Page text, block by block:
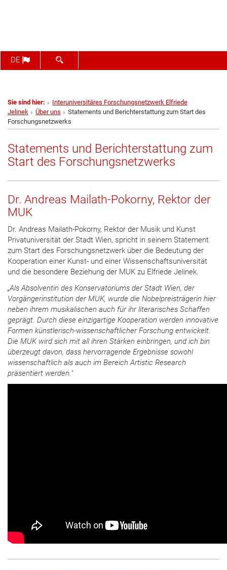
DE SUCHFORMULAR ÖFFNEN
Sie sind hier:
Interuniversitäres Forschungsnetzwerk Elfriede
Jelinek
Über uns
Statements und Berichterstattung zum Start des
Forschungsnetzwerks
Statements und Berichterstattung zum
Start des Forschungsnetzwerks
Dr. Andreas Mailath-Pokorny, Rektor der
MUK
Dr. Andreas Mailath-Pokorny, Rektor der Musik und Kunst
Privatuniversität der Stadt Wien, spricht in seinem Statement
zum Start des Forschungsnetzwerk über die Bedeutung der
Kooperation einer Kunst- und einer Wissenschaftsuniversität
und die besondere Beziehung der MUK zu Elfriede Jelinek.
„Als Absolventin des Konservatoriums der Stadt Wien, der
Vorgängerinstitution der MUK, wurde die Nobelpreisträgerin hier
neben ihrem musikalischen auch für ihr literarisches Schaffen
geprägt. Durch diese einzigartige Kooperation werden innovative
Formen künstlerisch-wissenschaftlicher Forschung entwickelt.
Die MUK wird sich mit all ihren Stärken einbringen, und ich bin
überzeugt davon, dass hervorragende Ergebnisse sowohl
wissenschaftlich als auch im Bereich Artistic Research
präsentiert werden."